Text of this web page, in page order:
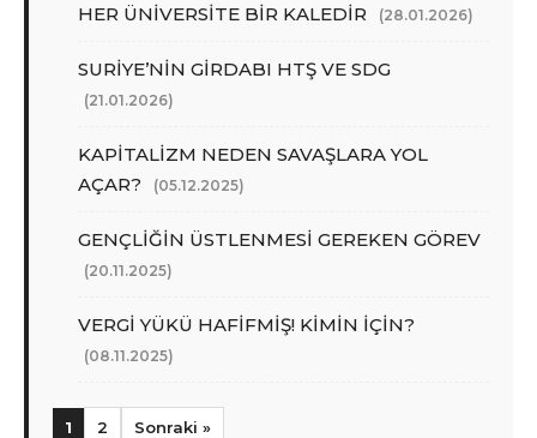
HER ÜNİVERSİTE BİR KALEDİR (28.01.2026)
SURİYE’NİN GİRDABI HTŞ VE SDG
(21.01.2026)
KAPİTALİZM NEDEN SAVAŞLARA YOL
AÇAR?
(05.12.2025)
GENÇLİĞİN ÜSTLENMESİ GEREKEN GÖREV
(20.11.2025)
VERGİ YÜKÜ HAFİFMİŞ! KİMİN İÇİN?
(08.11.2025)
1 2 Sonraki »